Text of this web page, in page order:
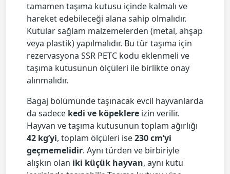
tamamen taşıma kutusu içinde kalmalı ve
hareket edebileceği alana sahip olmalıdır.
Kutular sağlam malzemelerden (metal, ahşap
veya plastik) yapılmalıdır. Bu tür taşıma için
rezervasyona SSR PETC kodu eklenmeli ve
taşıma kutusunun ölçüleri ile birlikte onay
alınmalıdır.
Bagaj bölümünde taşınacak evcil hayvanlarda
da sadece kedi ve köpeklere izin verilir.
Hayvan ve taşıma kutusunun toplam ağırlığı
42 kg’yi, toplam ölçüleri ise230 cm’yi
geçmemelidir. Aynı türden ve birbiriyle
alışkın olan iki küçük hayvan, aynı kutu